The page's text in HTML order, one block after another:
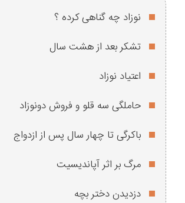
نوزاد چه گناهی کرده ؟
تشکر بعد از هشت سال
اعتیاد نوزاد
حاملگی سه قلو و فروش دونوزاد
باکرگی تا چهار سال پس از ازدواج
مرگ بر اثر آپاندیسیت
دزدیدن دختر بچه